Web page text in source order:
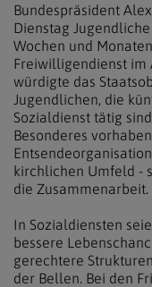
Bundespräsident
Dienstag
Wochen und
Freiwilligendienst im
würdigte das
Jugendlichen, die
Sozialdienst tätig
Besonderes
kirchlichen Umfeld -
die Zusammenarbeit.
In Sozialdiensten
bessere
gerechtere
der Bellen. Bei den